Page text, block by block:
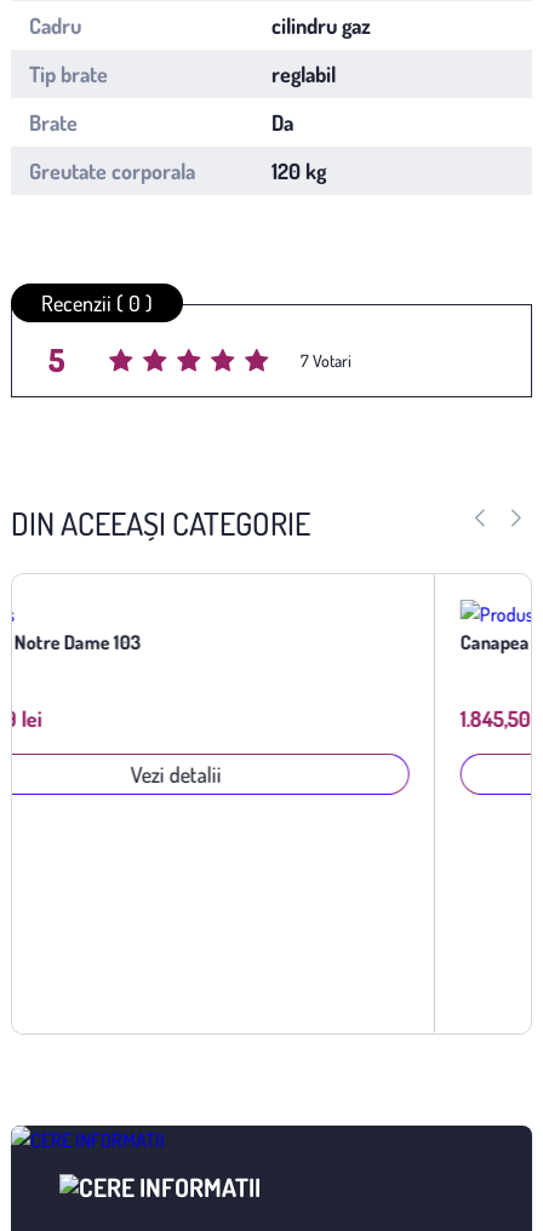
Cadru
cilindru gaz
Tip brate
reglabil
Brate
Da
Greutate corporala
120 kg
Average rating
5 / 5. Vote count:
7
Recenzii ( 0 )
DIN ACEEAȘI CATEGORIE
Canapea Notre Dame 102